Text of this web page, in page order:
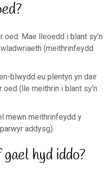
oed. Mae lleoedd i blant sy’n
(meithrinfeydd
blwydd eu plentyn yn dair
(lle meithrin i blant sy’n
mewn meithrinfeydd y
addysg).
hyd iddo?